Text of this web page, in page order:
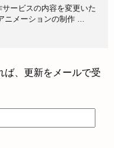
ービスの内容を変更いた
ニメーションの制作 ...
ば、更新をメールで受